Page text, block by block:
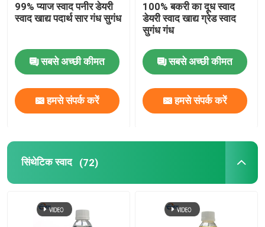
99% प्याज स्वाद पनीर डेयरी
स्वाद खाद्य पदार्थ सार गंध सुगंध
सबसे अच्छी कीमत
हमसे संपर्क करें
100% बकरी का दूध स्वाद
डेयरी स्वाद खाद्य ग्रेड स्वाद
सुगंध गंध
सबसे अच्छी कीमत
हमसे संपर्क करें
सिंथेटिक स्वाद (72)